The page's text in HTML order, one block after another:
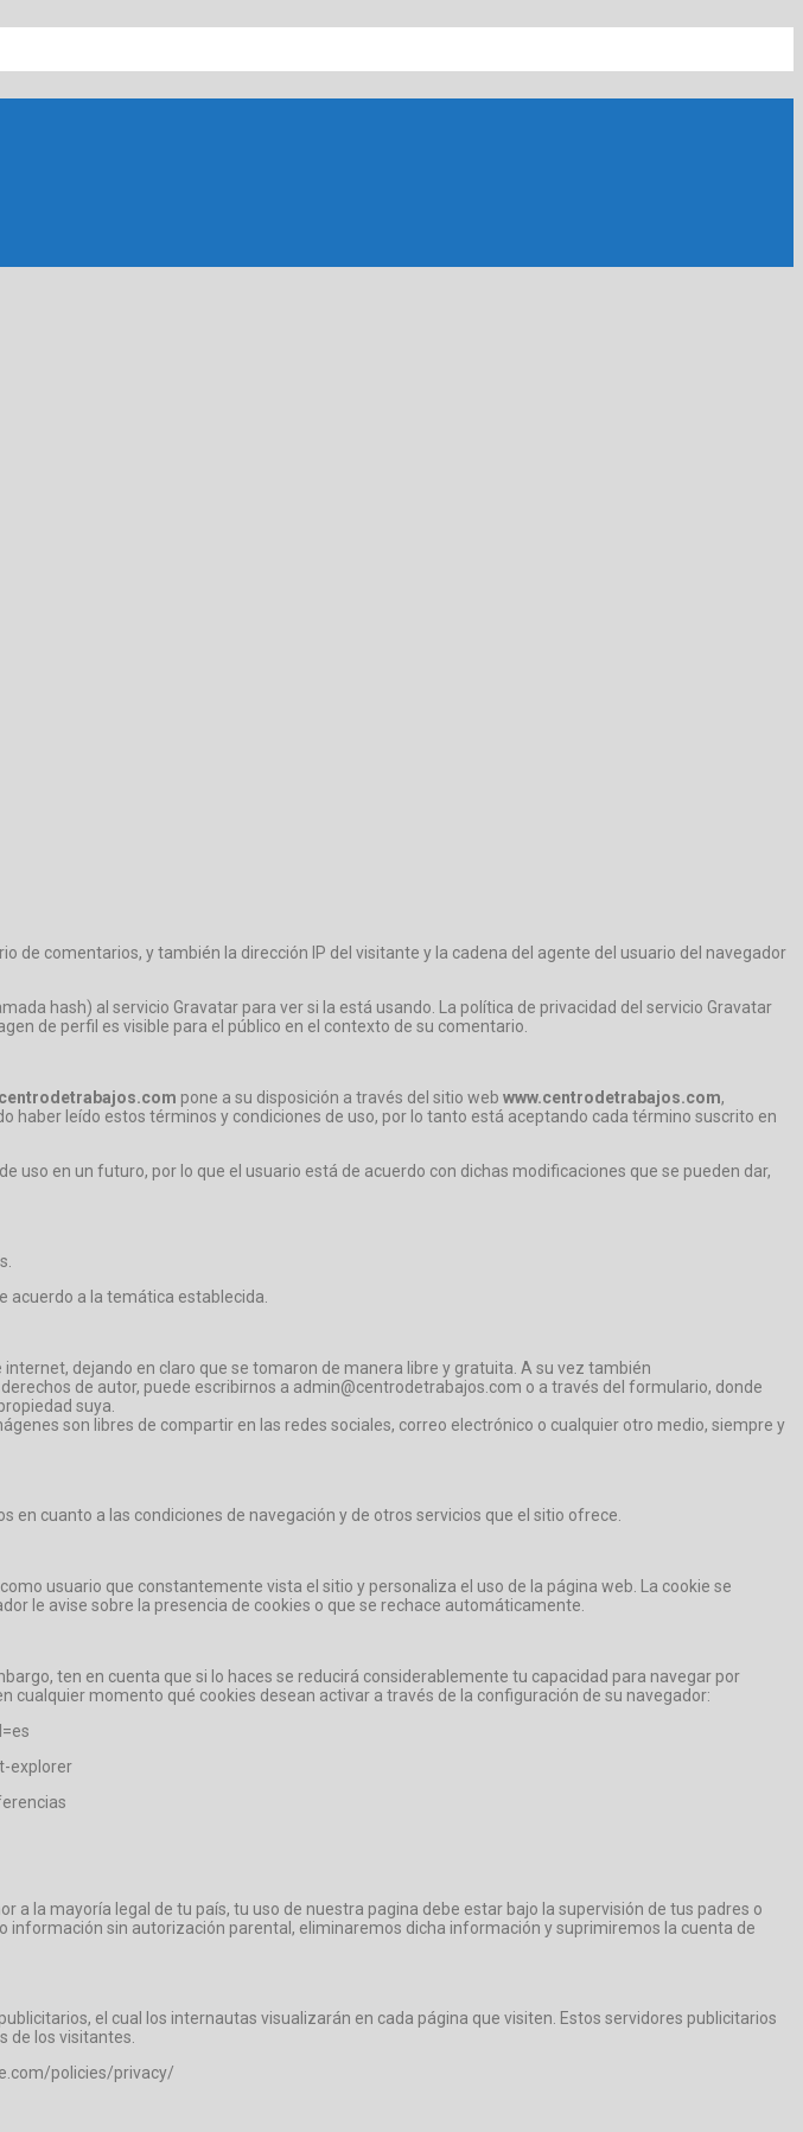
comentarios, y también la dirección IP del visitante y la cadena del agente del usuario del navegador
hash) al servicio Gravatar para ver si la está usando. La política de privacidad del servicio Gravatar
de perfil es visible para el público en el contexto de su comentario.
pone a su disposición a través del sitio web www.centrodetrabajos.com,
leído estos términos y condiciones de uso, por lo tanto está aceptando cada término suscrito en
uso en un futuro, por lo que el usuario está de acuerdo con dichas modificaciones que se pueden dar,
acuerdo a la temática establecida.
dejando en claro que se tomaron de manera libre y gratuita. A su vez también
de autor, puede escribirnos a admin@centrodetrabajos.com o a través del formulario, donde
suya.
son libres de compartir en las redes sociales, correo electrónico o cualquier otro medio, siempre y
cuanto a las condiciones de navegación y de otros servicios que el sitio ofrece.
usuario que constantemente vista el sitio y personaliza el uso de la página web. La cookie se
le avise sobre la presencia de cookies o que se rechace automáticamente.
ten en cuenta que si lo haces se reducirá considerablemente tu capacidad para navegar por
momento qué cookies desean activar a través de la configuración de su navegador:
explorer
la mayoría legal de tu país, tu uso de nuestra pagina debe estar bajo la supervisión de tus padres o
sin autorización parental, eliminaremos dicha información y suprimiremos la cuenta de
el cual los internautas visualizarán en cada página que visiten. Estos servidores publicitarios
de los visitantes.
policies/privacy/